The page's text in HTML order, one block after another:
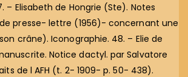
– Elisabeth de Hongrie (Ste). Notes
presse- lettre (1956)- concernant une
crâne). Iconographie. 48. – Elie de
Notice dactyl. par Salvatore
de l AFH (t. 2- 1909- p. 50- 438).